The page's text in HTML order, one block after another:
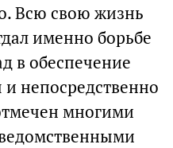
Всю свою жизнь
именно борьбе
в обеспечение
непосредственно
многими